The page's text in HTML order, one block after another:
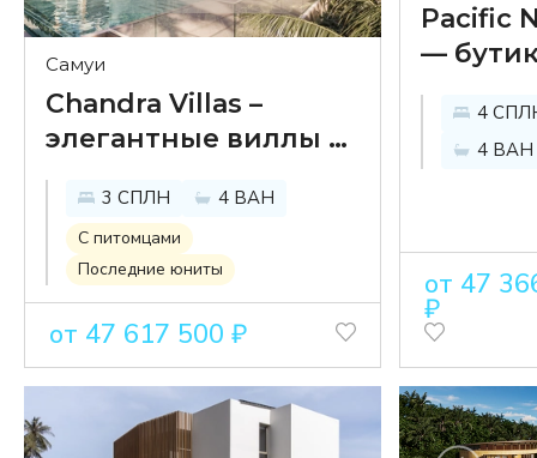
Самуи
Chandra Villas –
элегантные виллы в
Средиземноморском
стиле с видом на
море и горы
3 СПЛН 4 ВАН
С питомцами
Последние юниты
от 47 617 500 ₽
Pacific
—
виллы с
рядом с
4
4 ВАН
от 47
₽